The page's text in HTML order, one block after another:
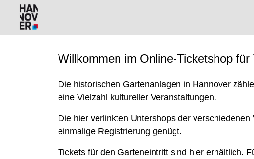
Willkommen im Online-Ticketshop
Die historischen Gartenanlagen in Hannover
eine Vielzahl kultureller Veranstaltungen.
Die hier verlinkten Untershops der
einmalige Registrierung genügt.
Tickets für den Garteneintritt sind hier erhältlich.